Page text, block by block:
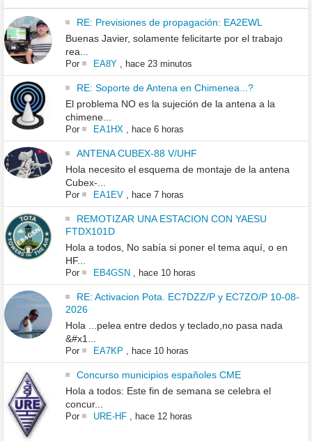
RE: Previsiones de propagación: EA2EWL
Buenas Javier, solamente felicitarte por el trabajo
rea...
Por EA8Y, hace 23 minutos
RE: Soporte de Antena en Chimenea...?
El problema NO es la sujeción de la antena a la
chimene...
Por EA1HX, hace 6 horas
ANTENA CUBEX-88 V/UHF
Hola necesito el esquema de montaje de la antena
Cubex-...
Por EA1EV, hace 7 horas
REMOTIZAR UNA ESTACION CON YAESU
FTDX101D
Hola a todos, No sabía si poner el tema aquí, o en
HF...
Por EB4GSN , hace 10 horas
RE: Activacion Pota. EC7DZZ/P y EC7ZO/P 10-08-
2026
Hola ...pelea entre dedos y teclado,no pasa nada
&#x1...
Por EA7KP , hace 10 horas
Concurso municipios españoles CME
Hola a todos: Este fin de semana se celebra el
concur...
Por URE-HF, hace 12 horas